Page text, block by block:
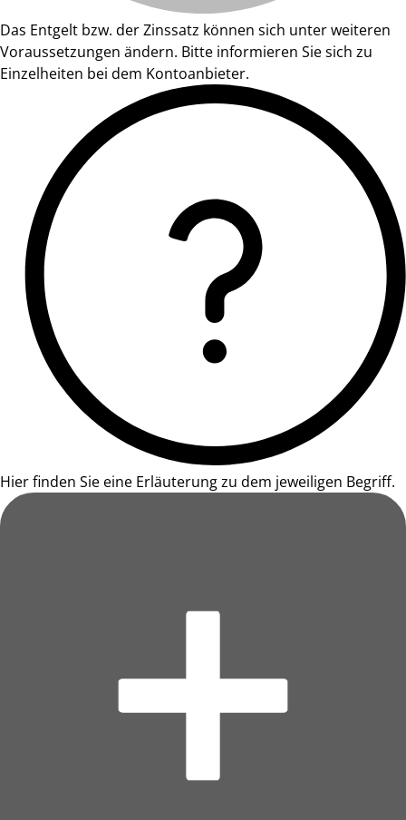
Das Entgelt bzw. der Zinssatz können sich unter weiteren
Voraussetzungen ändern. Bitte informieren Sie sich zu
Einzelheiten bei dem Kontoanbieter.
Hier finden Sie eine Erläuterung zu dem jeweiligen Begriff.